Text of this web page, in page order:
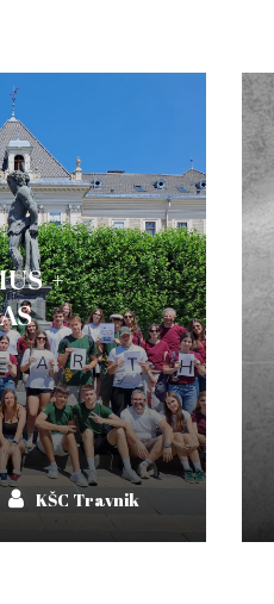
+
KŠC Travnik